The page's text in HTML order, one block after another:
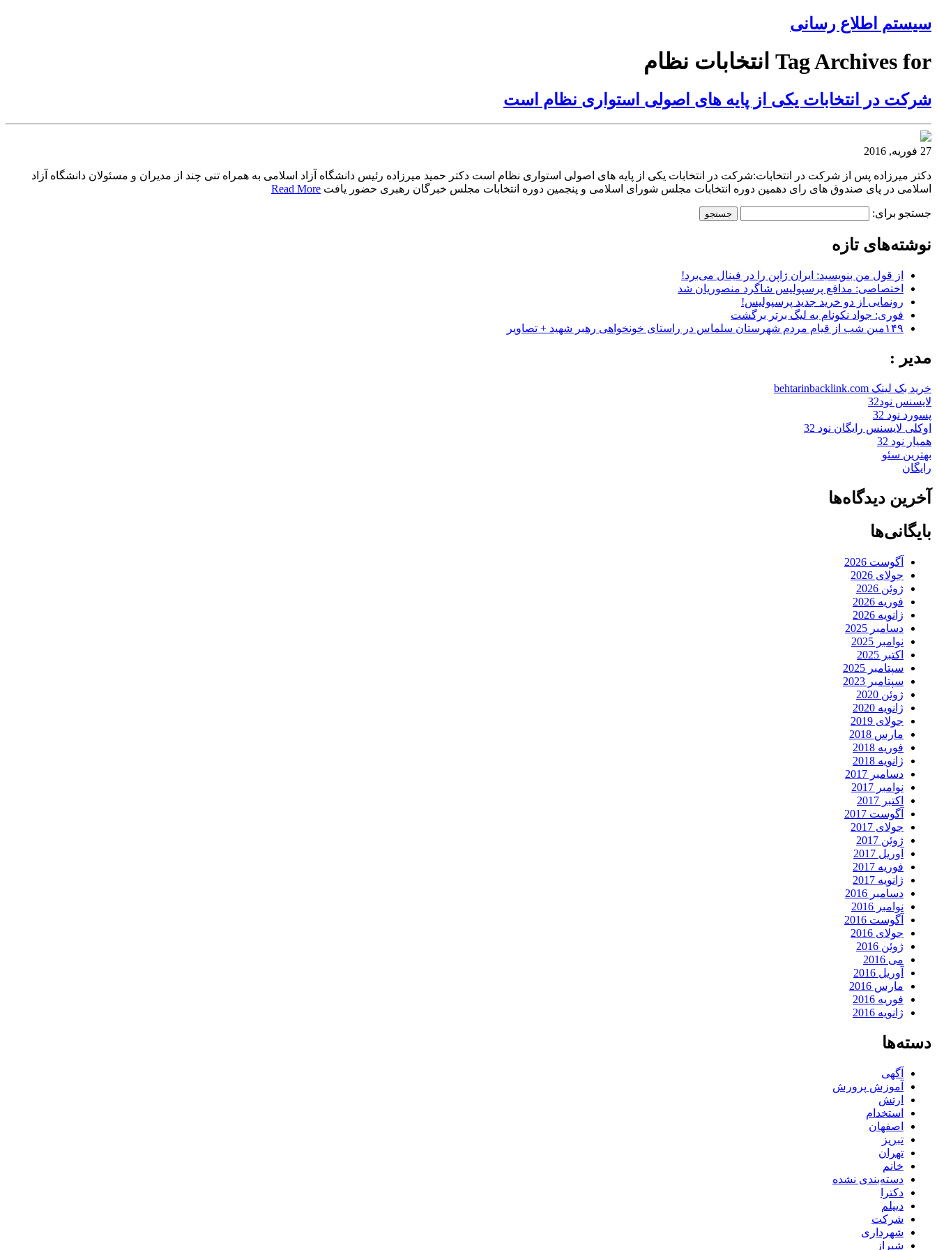
سیستم اطلاع رسانی
Tag Archives for انتخابات نظام
شرکت در انتخابات یکی از پایه های اصولی استواری نظام است
27 فوریه, 2016
دکتر میرزاده پس از شرکت در انتخابات:شرکت در انتخابات یکی از پایه های اصولی استواری نظام است دکتر حمید میرزاده رئیس دانشگاه آزاد اسلامی به همراه تنی چند از مدیران و مسئولان دانشگاه آزاد
اسلامی در پای صندوق های رای دهمین دوره انتخابات مجلس شورای اسلامی و پنجمین دوره انتخابات مجلس خبرگان رهبری حضور یافت Read More
جستجو برای:
نوشته‌های تازه
از قول من بنویسید: ایران ژاپن را در فینال می‌برد!
اختصاصی: مدافع پرسپولیس شاگرد منصوریان شد
رونمایی از دو خرید جدید پرسپولیس!
فوری: جواد نکونام به لیگ برتر برگشت
۱۴۹مین شب از قیام مردم شهرستان سلماس در راستای خونخواهی رهبر شهید + تصاویر
مدیر :
خرید بک لینک behtarinbacklink.com
لایسنس نود32
پسورد نود 32
اوکلی لایسنس رایگان نود 32
همیار نود 32
بهترین سئو
رایگان
آخرین دیدگاه‌ها
بایگانی‌ها
آگوست 2026
جولای 2026
ژوئن 2026
فوریه 2026
ژانویه 2026
دسامبر 2025
نوامبر 2025
اکتبر 2025
سپتامبر 2025
سپتامبر 2023
ژوئن 2020
ژانویه 2020
جولای 2019
مارس 2018
فوریه 2018
ژانویه 2018
دسامبر 2017
نوامبر 2017
اکتبر 2017
آگوست 2017
جولای 2017
ژوئن 2017
آوریل 2017
فوریه 2017
ژانویه 2017
دسامبر 2016
نوامبر 2016
آگوست 2016
جولای 2016
ژوئن 2016
می 2016
آوریل 2016
مارس 2016
فوریه 2016
ژانویه 2016
دسته‌ها
آگهی
آموزش پرورش
ارتش
استخدام
اصفهان
تبریز
تهران
خانم
دسته‌بندی نشده
دکترا
دیپلم
شرکت
شهرداری
شیراز